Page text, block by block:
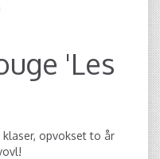
'Les
opvokset to år